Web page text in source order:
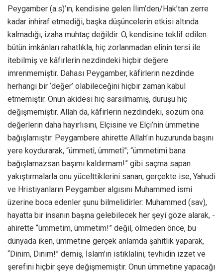
Peygamber (a.s)’ın, kendisine gelen İlim’den/Hak’tan zerre
kadar inhiraf etmediği, başka düşüncelerin etkisi altında
kalmadığı, izaha muhtaç değildir. O, kendisine teklif edilen
bütün imkânları rahatlıkla, hiç zorlanmadan elinin tersi ile
itebilmiş ve kâfirlerin nezdindeki hiçbir değere
imrenmemiştir. Dahası Peygamber, kâfirlerin nezdinde
herhangi bir ‘değer’ olabileceğini hiçbir zaman kabul
etmemiştir. Onun akidesi hiç sarsılmamış, duruşu hiç
değişmemiştir. Allah da, kâfirlerin nezdindeki, sözüm ona
değerlerin daha hayırlısını, Elçisine ve Elçi’nin ümmetine
bağışlamıştır. Peygambere ahirette Allah’ın huzurunda başını
yere koydurarak, “ümmetî, ümmetî”; “ümmetimi bana
bağışlamazsan başımı kaldırmam!” gibi saçma sapan
yakıştırmalarla onu yücelttiklerini sanan, gerçekte ise, Yahudi
ve Hristiyanların Peygamber algısını Muhammed ismi
üzerine boca edenler şunu bilmelidirler: Muhammed (sav),
hayatta bir insanın başına gelebilecek her şeyi göze alarak, -
ahirette “ümmetim, ümmetim!” değil, ölmeden önce, bu
dünyada iken, ümmetine gerçek anlamda şahitlik yaparak,
“Dinim, Dinim!” demiş, İslam’ın istiklalini, tevhidin izzet ve
şerefini hiçbir şeye değişmemiştir. Onun ümmetine yapacağı